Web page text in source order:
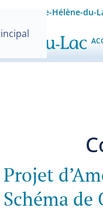
de Sainte-Hélène-du-
Projet
Schéma